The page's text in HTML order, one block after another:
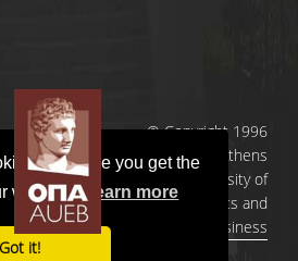
to ensure you get the
website.Learn more
Got it!
© Copyright 1996
- 2026 | Athens
University of
Economics and
Business